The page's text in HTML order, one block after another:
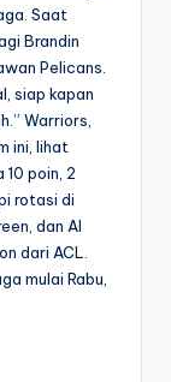
Saat
Brandin
Pelicans.
siap kapan
Warriors,
ini, lihat
poin, 2
rotasi di
dan Al
dari ACL.
mulai Rabu,